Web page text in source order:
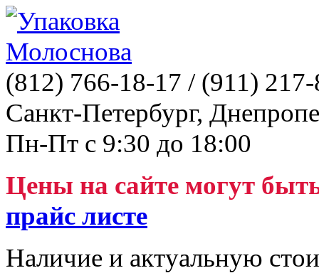
(812) 766-18-17 / (911)
Санкт-Петербург,
Пн-Пт с 9:30 до 18:00
Цены на сайте могут
прайс листе
Наличие и актуальную